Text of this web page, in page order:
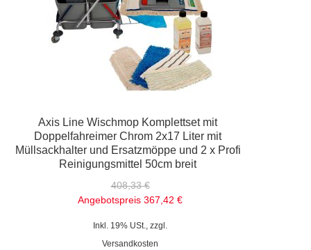
Axis Line Wischmop Komplettset mit
Doppelfahreimer Chrom 2x17 Liter mit
Müllsackhalter und Ersatzmöppe und 2 x Profi
Reinigungsmittel 50cm breit
408,33 €
Angebotspreis 367,42 €
Inkl. 19% USt., zzgl.
Versandkosten